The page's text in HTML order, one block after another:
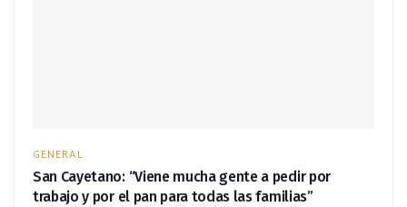
GENERAL
San Cayetano: “Viene mucha gente a pedir por
trabajo y por el pan para todas las familias”